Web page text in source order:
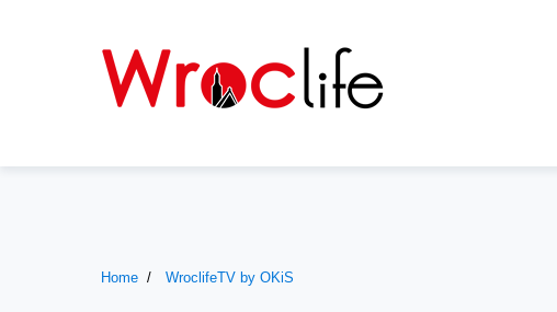
Home WroclifeTV by OKiS